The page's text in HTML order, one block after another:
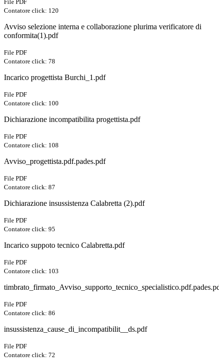
File PDF
Contatore click: 120
Avviso selezione interna e collaborazione plurima verificatore di
conformita(1).pdf
File PDF
Contatore click: 78
Incarico progettista Burchi_1.pdf
File PDF
Contatore click: 100
Dichiarazione incompatibilita progettista.pdf
File PDF
Contatore click: 108
Avviso_progettista.pdf.pades.pdf
File PDF
Contatore click: 87
Dichiarazione insussistenza Calabretta (2).pdf
File PDF
Contatore click: 95
Incarico suppoto tecnico Calabretta.pdf
File PDF
Contatore click: 103
File PDF
Contatore click: 86
insussistenza_cause_di_incompatibilit__ds.pdf
File PDF
Contatore click: 72